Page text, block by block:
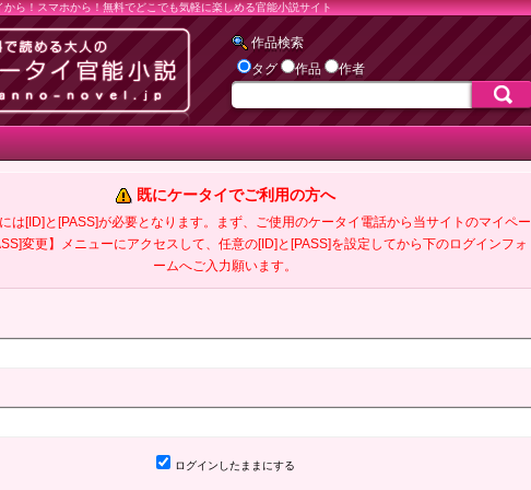
から！スマホから！無料でどこでも気軽に楽しめる官能小説サイト
作品検索
タグ
作品 作者
既にケータイでご利用の方へ
は[ID]と[PASS]が必要となります。まず、ご使用のケータイ電話から当サイトのマイペー
変更】メニューにアクセスして、任意の[ID]と[PASS]を設定してから下のログインフォ
ームへご入力願います。
ログインしたままにする